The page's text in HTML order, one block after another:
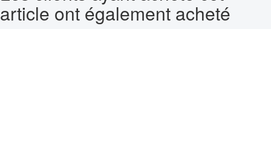
article ont également acheté